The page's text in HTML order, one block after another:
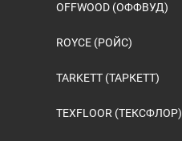
OFFWOOD (ОФФВУД)
ROYCE (РОЙС)
TARKETT (ТАРКЕТТ)
TEXFLOOR (ТЕКСФЛОР)